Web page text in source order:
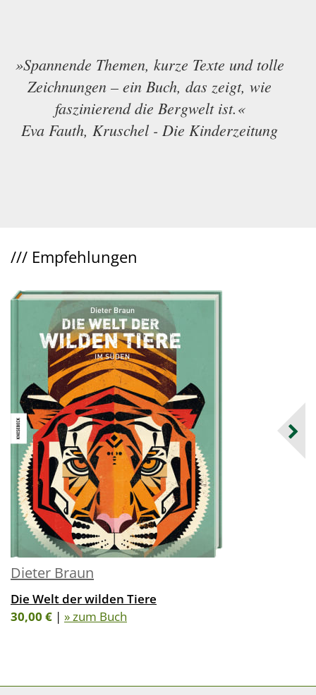
»Spannende Themen, kurze Texte und tolle
Zeichnungen – ein Buch, das zeigt, wie
faszinierend die Bergwelt ist.«
Eva Fauth, Kruschel - Die Kinderzeitung
/// Empfehlungen
Dieter Braun
Die Welt der wilden Tiere
30,00 € | » zum Buch